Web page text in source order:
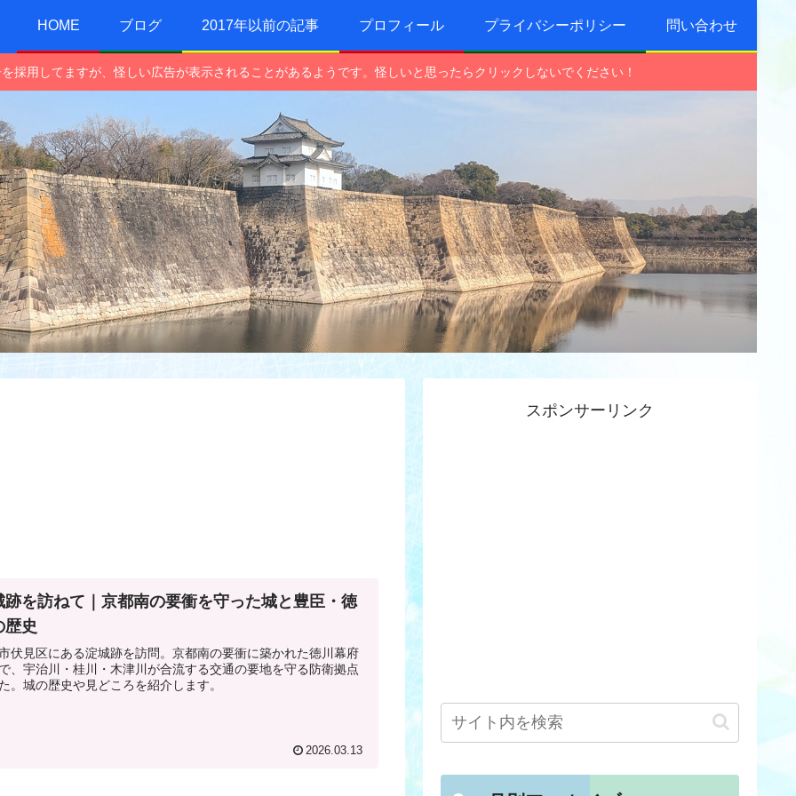
HOME ブログ 2017年以前の記事 プロフィール プライバシーポリシー 問い合わせ
採用してますが、怪しい広告が表示されることがあるようです。怪しいと思ったらクリックしないでください！
跡を訪ねて｜京都南の要衝を守った城と豊臣・徳
歴史
伏見区にある淀城跡を訪問。京都南の要衝に築かれた徳川幕府
、宇治川・桂川・木津川が合流する交通の要地を守る防衛拠点
。城の歴史や見どころを紹介します。
2026.03.13
スポンサーリンク